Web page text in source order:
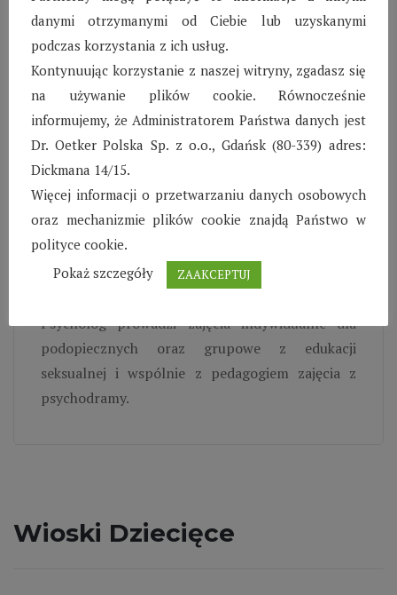
„Eurobiznes” mówi z zadowoleniem chłopiec.
– Drugi pedagog prowadzi zajęcia plastyczne
oraz Trening Zastępowania Agresji ART.
– Nauczyciel
reedukator
prowadzi w Wiosce dla
dzieci zajęcia: korekcyjno-kompensacyjne,
korekcyjno-wyrównawcze.
– Dzięki pracy, którą wykonuje logopeda, dzieci
nie muszą korzystać ze specjalisty przyjmującego
poza Wioską. Dzięki temu szybciej zauważa się
efekty pracy. Większość dzieci zna już Panią Alę i
chętnie uczestniczy w zajęciach.
Psycholog prowadzi zajęcia indywidualne dla
podopiecznych oraz grupowe z edukacji
seksualnej i wspólnie z pedagogiem zajęcia z
psychodramy.
Wioski Dziecięce
danymi otrzymanymi od Ciebie lub uzyskanymi
podczas korzystania z ich usług.
Kontynuując korzystanie z naszej witryny, zgadasz się
na używanie plików cookie. Równocześnie
informujemy, że Administratorem Państwa danych jest
Dr. Oetker Polska Sp. z o.o., Gdańsk (80-339) adres:
Dickmana 14/15.
Więcej informacji o przetwarzaniu danych osobowych
oraz mechanizmie plików cookie znajdą Państwo w
polityce cookie.
Pokaż szczegóły
ZAAKCEPTUJ